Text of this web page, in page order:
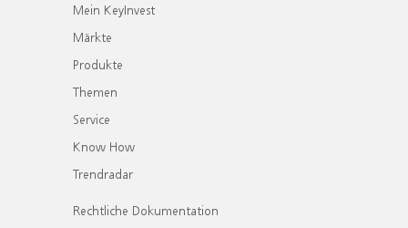
Mein KeyInvest
Märkte
Produkte
Themen
Service
Know How
Trendradar
Rechtliche Dokumentation